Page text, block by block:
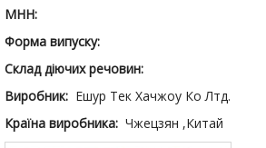
МНН:
Форма випуску:
Склад діючих речовин:
Виробник: Ешур Тек Хачжоу Ко Лтд.
Країна виробника: Чжецзян ,Китай